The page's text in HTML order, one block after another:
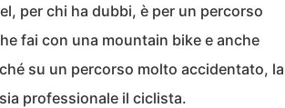
per chi ha dubbi, è per un percorso
fai con una mountain bike e anche
su un percorso molto accidentato, la
professionale il ciclista.